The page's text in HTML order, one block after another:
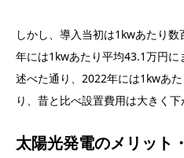
しかし、導入当初は1kwあたり
年には1kwあたり平均43.1万円に
述べた通り、2022年には1kwあ
り、昔と比べ設置費用は大きく
太陽光発電のメリット